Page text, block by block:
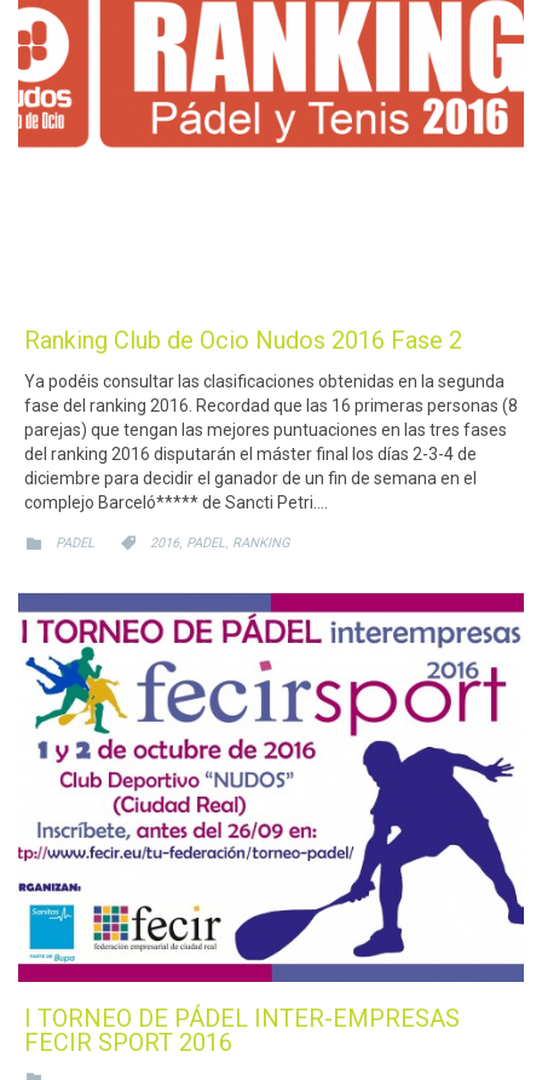
Ranking Club de Ocio Nudos 2016 Fase 2
Ya podéis consultar las clasificaciones obtenidas en la segunda
fase del ranking 2016. Recordad que las 16 primeras personas (8
parejas) que tengan las mejores puntuaciones en las tres fases
del ranking 2016 disputarán el máster final los días 2-3-4 de
diciembre para decidir el ganador de un fin de semana en el
complejo Barceló***** de Sancti Petri….
 CATEGORY
PADEL  CATEGORY
2016, PADEL, RANKING
I TORNEO DE PÁDEL INTER-EMPRESAS
FECIR SPORT 2016